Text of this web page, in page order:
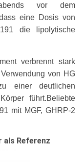
vor dem
eine Dosis von
die lipolytische
verbrennt stark
von HG
einer deutlichen
führt.Beliebte
mit MGF, GHRP-2
als Referenz